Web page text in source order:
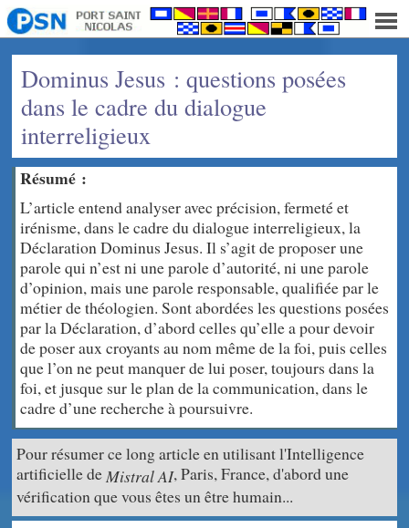
Dominus Jesus : questions posées
dans le cadre du dialogue
interreligieux
Résumé :
L’article entend analyser avec précision, fermeté et
irénisme, dans le cadre du dialogue interreligieux, la
Déclaration Dominus Jesus. Il s’agit de proposer une
parole qui n’est ni une parole d’autorité, ni une parole
d’opinion, mais une parole responsable, qualifiée par le
métier de théologien. Sont abordées les questions posées
par la Déclaration, d’abord celles qu’elle a pour devoir
de poser aux croyants au nom même de la foi, puis celles
que l’on ne peut manquer de lui poser, toujours dans la
foi, et jusque sur le plan de la communication, dans le
cadre d’une recherche à poursuivre.
Pour résumer ce long article en utilisant l'Intelligence
artificielle deMistral AI, Paris, France, d'abord une
vérification que vous êtes un être humain...